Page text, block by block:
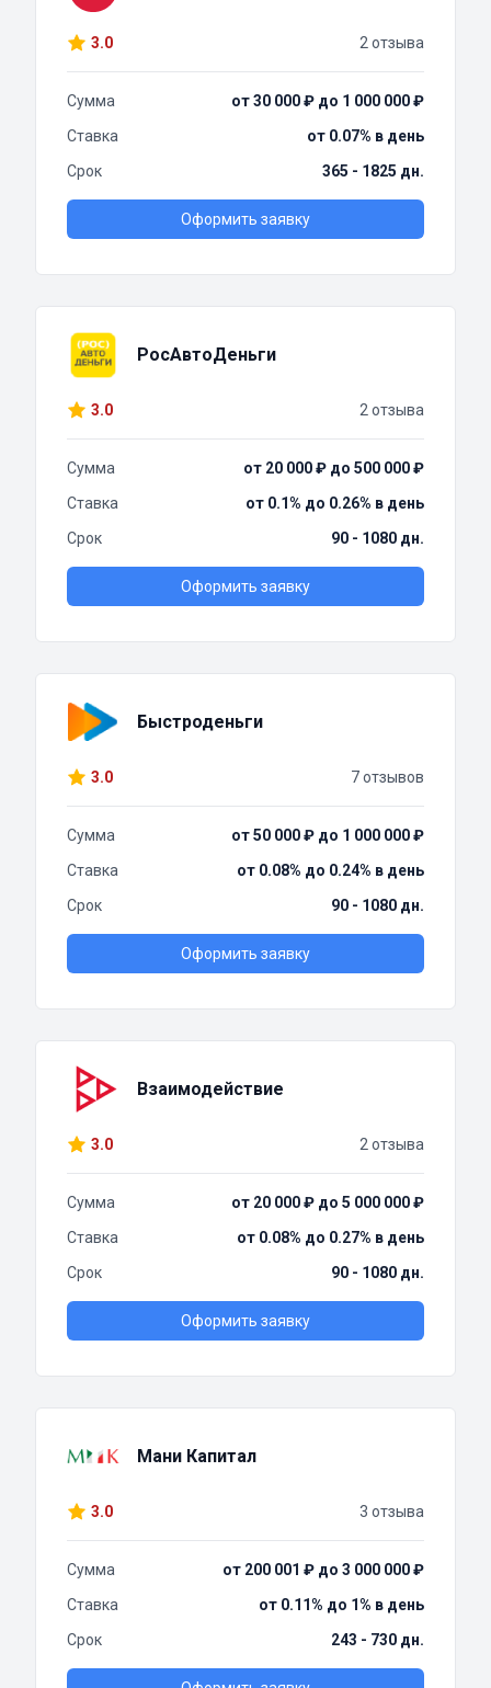
3.0 2 отзыва
Сумма
от 30 000 ₽ до 1 000 000 ₽
Ставка
от 0.07% в день
Срок
365 - 1825 дн.
Оформить заявку
РосАвтоДеньги
3.0 2 отзыва
Сумма
от 20 000 ₽ до 500 000 ₽
Ставка
от 0.1% до 0.26% в день
Срок
90 - 1080 дн.
Оформить заявку
Быстроденьги
3.0 7 отзывов
Сумма
от 50 000 ₽ до 1 000 000 ₽
Ставка
от 0.08% до 0.24% в день
Срок
90 - 1080 дн.
Оформить заявку
Взаимодействие
3.0 2 отзыва
Сумма
от 20 000 ₽ до 5 000 000 ₽
Ставка
от 0.08% до 0.27% в день
Срок
90 - 1080 дн.
Оформить заявку
Мани Капитал
3.0 3 отзыва
Сумма
от 200 001 ₽ до 3 000 000 ₽
Ставка
от 0.11% до 1% в день
Срок
243 - 730 дн.